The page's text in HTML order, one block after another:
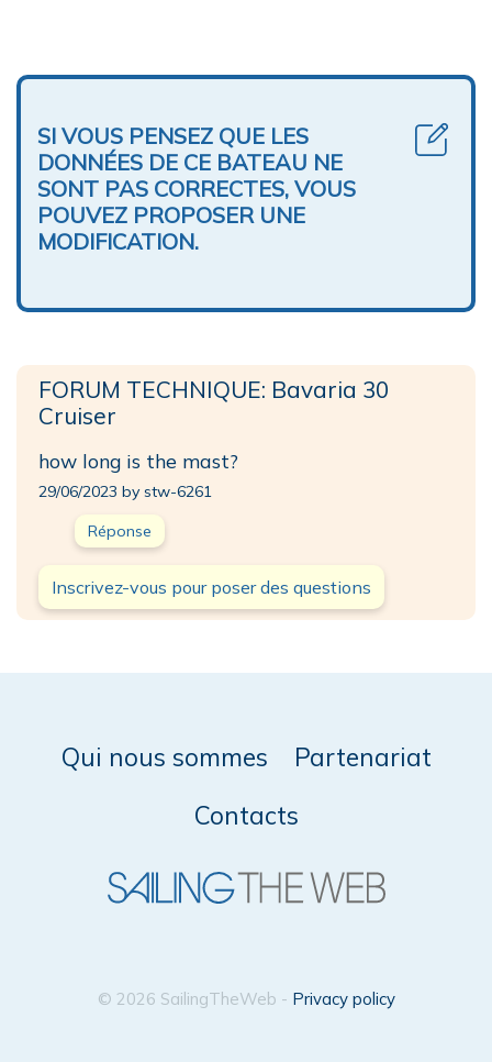
SI VOUS PENSEZ QUE LES
DONNÉES DE CE BATEAU NE
SONT PAS CORRECTES, VOUS
POUVEZ PROPOSER UNE
MODIFICATION.
FORUM TECHNIQUE: Bavaria 30
Cruiser
how long is the mast?
29/06/2023 by stw-6261
Réponse
Inscrivez-vous pour poser des questions
Qui nous sommes
Partenariat
Contacts
© 2026 SailingTheWeb - Privacy policy